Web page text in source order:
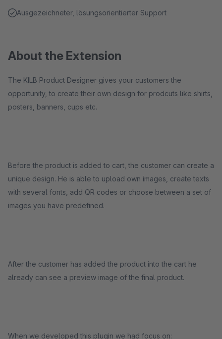
Ausgezeichneter, lösungsorientierter Support
About the Extension
The KILB Product Designer gives your customers the
opportunity, to create their own design for prodcuts like shirts,
posters, banners, cups etc.
Before the product is added to cart, the customer can create a
unique design. He is able to upload own images, create texts
with several fonts, add QR codes or choose between a set of
images you have predefined.
After the customer has added the product into the cart he
already can see a preview image of the final product.
When we developed this plugin we had focus on: